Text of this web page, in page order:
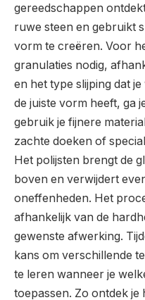
gereedschappen
ruwe steen en gebruikt
vorm te creëren. Voor
granulaties nodig,
en het type slijping dat
de juiste vorm heeft, ga
gebruik je fijnere
zachte doeken of
Het polijsten brengt de
boven en verwijdert
oneffenheden. Het
afhankelijk van de
gewenste afwerking.
kans om verschillende
te leren wanneer je
toepassen. Zo ontdek je